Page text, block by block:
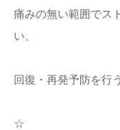
痛みの無い範囲でス
い、
回復・再発予防を行
☆